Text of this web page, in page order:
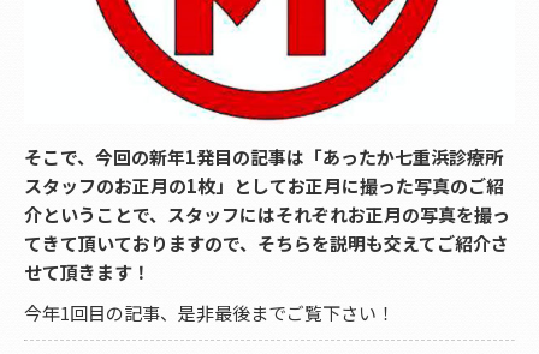
そこで、今回の新年1発目の記事は「あったか七重浜診療所
スタッフのお正月の1枚」としてお正月に撮った写真のご紹
介ということで、スタッフにはそれぞれお正月の写真を撮っ
てきて頂いておりますので、そちらを説明も交えてご紹介さ
せて頂きます！
今年1回目の記事、是非最後までご覧下さい！